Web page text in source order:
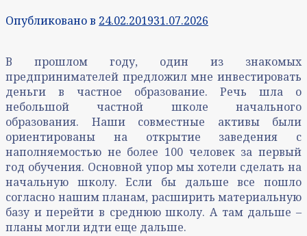
Опубликовано в 24.02.201931.07.2026
В прошлом году, один из знакомых
предпринимателей предложил мне инвестировать
деньги в частное образование. Речь шла о
небольшой частной школе начального
образования. Наши совместные активы были
ориентированы на открытие заведения с
наполняемостью не более 100 человек за первый
год обучения. Основной упор мы хотели сделать на
начальную школу. Если бы дальше все пошло
согласно нашим планам, расширить материальную
базу и перейти в среднюю школу. А там дальше –
планы могли идти еще дальше.